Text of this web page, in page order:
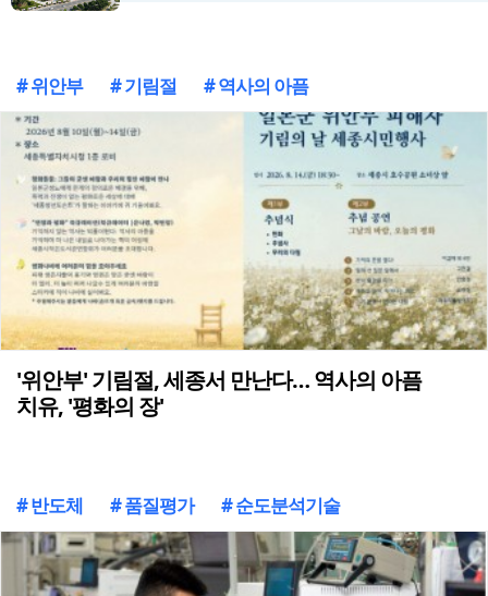
# 위안부 # 기림절 # 역사의 아픔
'위안부' 기림절, 세종서 만난다… 역사의 아픔
치유, '평화의 장'
# 반도체 # 품질평가 # 순도분석기술